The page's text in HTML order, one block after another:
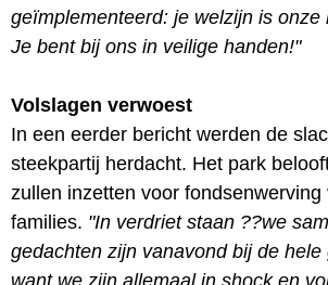
geïmplementeerd: je welzijn is onze
Je bent bij ons in veilige handen!"
Volslagen verwoest
In een eerder bericht werden de
steekpartij herdacht. Het park
zullen inzetten voor fondsenwerving
families. "In verdriet staan ??we
gedachten zijn vanavond bij de hele
want we zijn allemaal in shock en